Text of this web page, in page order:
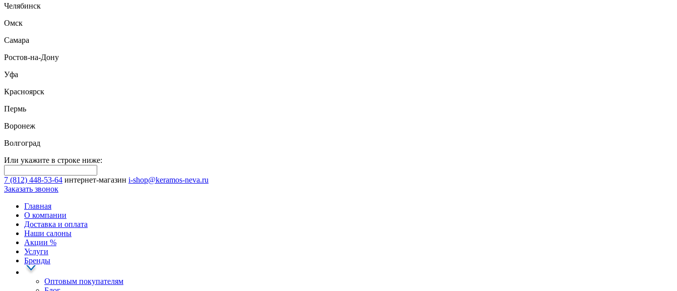
Челябинск
Омск
Самара
Ростов-на-Дону
Уфа
Красноярск
Пермь
Воронеж
Волгоград
Или укажите в строке ниже:
7 (812) 448-53-64 интернет-магазин i-shop@keramos-neva.ru
Заказать звонок
Главная
О компании
Доставка и оплата
Наши cалоны
Акции %
Услуги
Бренды
Оптовым покупателям